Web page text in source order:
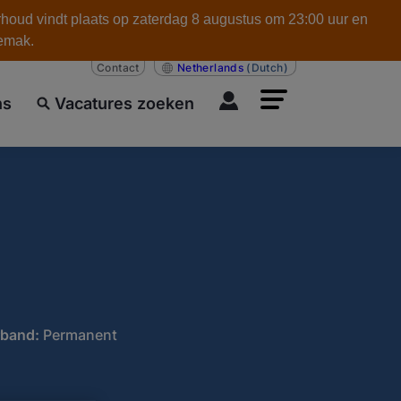
vindt plaats op zaterdag 8 augustus om 23:00 uur en
Vacatures zoeken
Contact Netherlands (Dutch)
Permanent